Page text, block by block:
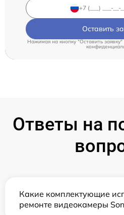
Оставить
Нажимая на кнопку "Оставить
Ответы на
Какие комплектующие
ремонте видеокамеры